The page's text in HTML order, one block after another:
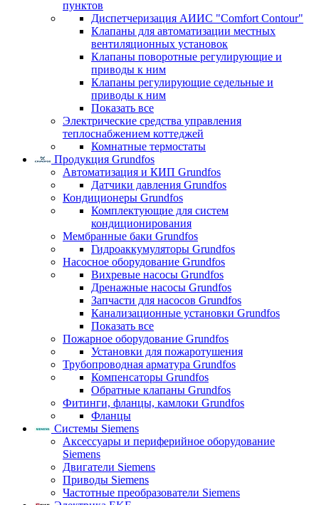
пунктов
Диспетчеризация АИИС "Comfort Contour"
Клапаны для автоматизации местных
вентиляционных установок
Клапаны поворотные регулирующие и
приводы к ним
Клапаны регулирующие седельные и
приводы к ним
Показать все
Электрические средства управления
теплоснабжением коттеджей
Комнатные термостаты
Продукция Grundfos
Автоматизация и КИП Grundfos
Датчики давления Grundfos
Кондиционеры Grundfos
Комплектующие для систем
кондиционирования
Мембранные баки Grundfos
Гидроаккумуляторы Grundfos
Насосное оборудование Grundfos
Вихревые насосы Grundfos
Дренажные насосы Grundfos
Запчасти для насосов Grundfos
Канализационные установки Grundfos
Показать все
Пожарное оборудование Grundfos
Установки для пожаротушения
Трубопроводная арматура Grundfos
Компенсаторы Grundfos
Обратные клапаны Grundfos
Фитинги, фланцы, камлоки Grundfos
Фланцы
Системы Siemens
Аксессуары и периферийное оборудование
Siemens
Двигатели Siemens
Приводы Siemens
Частотные преобразователи Siemens